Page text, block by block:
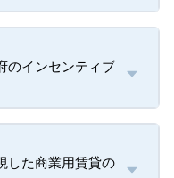
のインセンティブ
した商業用賃貸の